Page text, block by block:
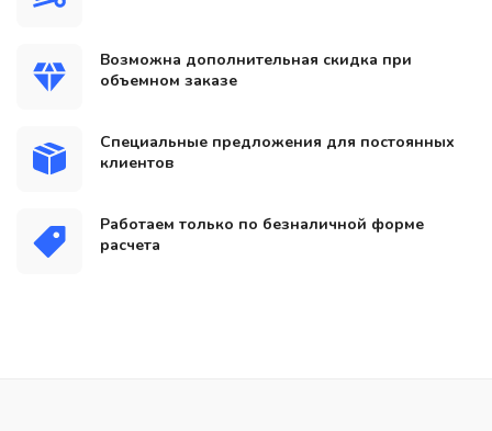
Возможна дополнительная скидка при
объемном заказе
Специальные предложения для постоянных
клиентов
Работаем только по безналичной форме
расчета